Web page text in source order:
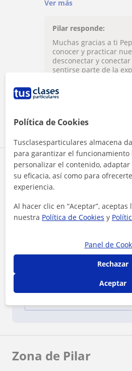
Ver más
Pilar responde:
Muchas gracias a ti
conocer y practicar
desconectar y
sentirse parte de la
abrazo!
Reconocimientos
¿Quieres saber
Datos
★6
Zona de Pilar
Política de Cookies
Tusclasesparticulares almacena
para garantizar el funcionamiento
personalizar el contenido,
su eficacia, así como para
experiencia.
Al hacer clic en “Aceptar”,
nuestra Política de Cookies y
Panel de
Rechazar
Aceptar